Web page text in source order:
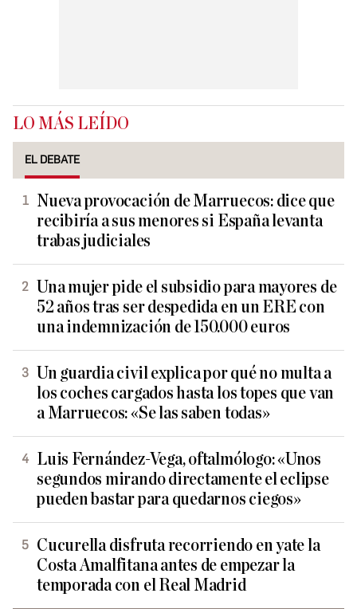
LO MÁS LEÍDO
EL DEBATE
Nueva provocación de Marruecos: dice que
recibiría a sus menores si España levanta
trabas judiciales
Una mujer pide el subsidio para mayores de
52 años tras ser despedida en un ERE con
una indemnización de 150.000 euros
Un guardia civil explica por qué no multa a
los coches cargados hasta los topes que van
a Marruecos: «Se las saben todas»
Luis Fernández-Vega, oftalmólogo: «Unos
segundos mirando directamente el eclipse
pueden bastar para quedarnos ciegos»
Cucurella disfruta recorriendo en yate la
Costa Amalfitana antes de empezar la
temporada con el Real Madrid